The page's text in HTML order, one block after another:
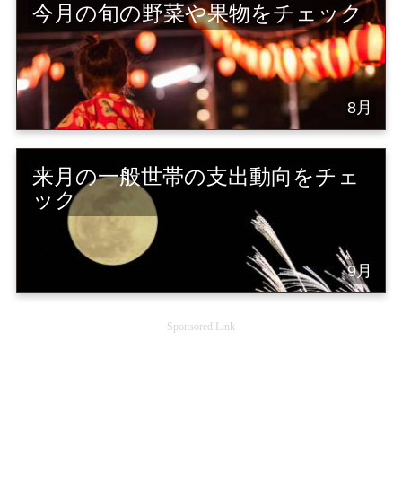
今月の旬の野菜や果物をチェック
8月
来月の一般世帯の支出動向をチェ
ック
9月
Sponsored Link